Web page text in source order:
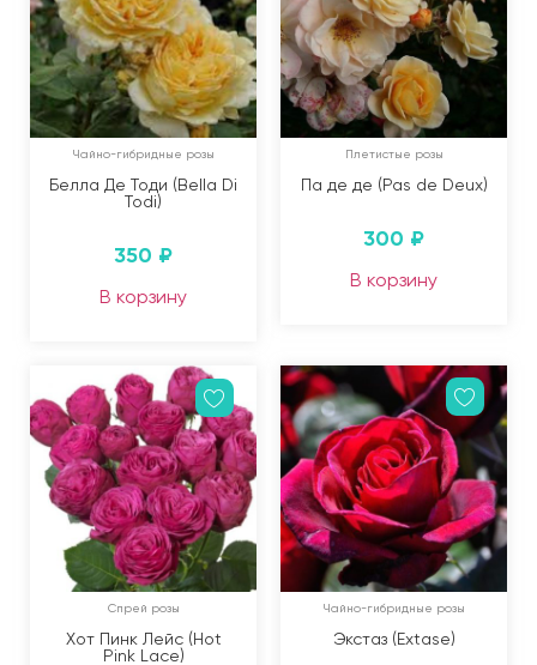
Чайно-гибридные розы
Белла Де Тоди (Bella Di
Todi)
350 ₽
В корзину
Плетистые розы
Па де де (Pas de Deux)
300 ₽
В корзину
Спрей розы
Хот Пинк Лейс (Hot
Pink Lace)
Чайно-гибридные розы
Экстаз (Extase)